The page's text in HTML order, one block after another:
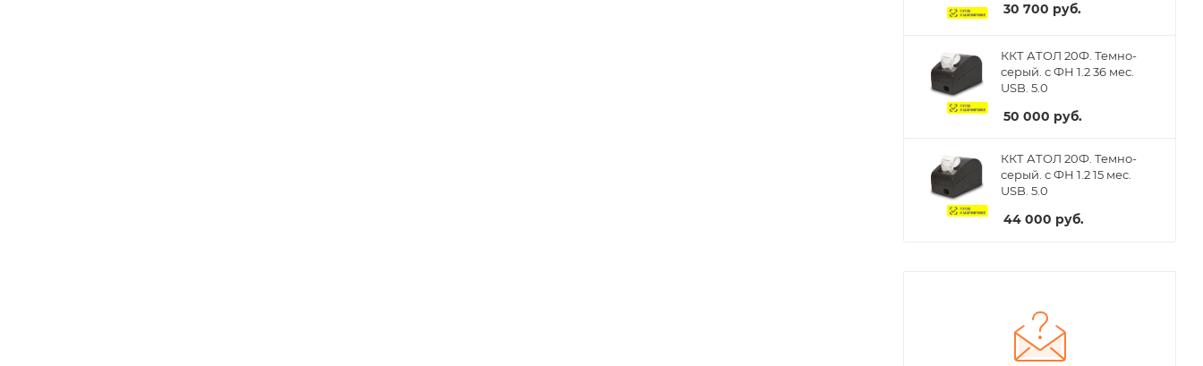
30 700 руб.
ККТ АТОЛ 20Ф. Темно-
серый. с ФН 1.2 36 мес.
USB. 5.0
50 000 руб.
ККТ АТОЛ 20Ф. Темно-
серый. с ФН 1.2 15 мес.
USB. 5.0
44 000 руб.